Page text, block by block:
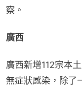
察。
廣西
廣西新增112宗本
無症狀感染，除了